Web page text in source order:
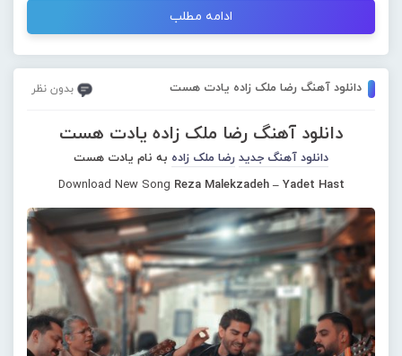
ادامه مطلب
دانلود آهنگ رضا ملک زاده یادت هست بدون نظر
دانلود آهنگ رضا ملک زاده یادت هست
دانلود آهنگ جدید رضا ملک زاده به نام یادت هست
Download New Song Reza Malekzadeh – Yadet Hast